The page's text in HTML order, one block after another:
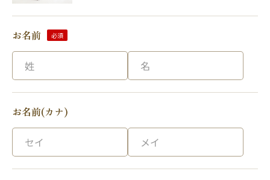
お名前 必須
お名前(カナ)